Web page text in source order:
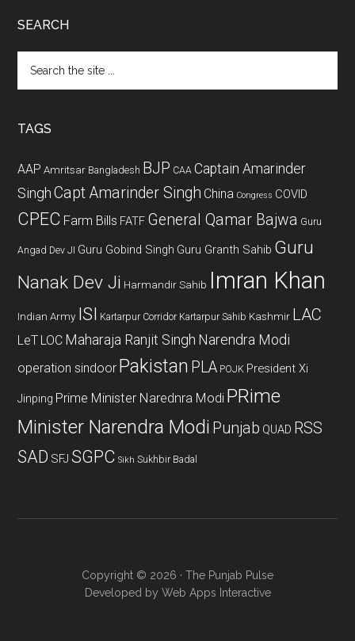
SEARCH
the
TAGS
AAP Amritsar Bangladesh BJP CAA Captain Amarinder
Singh Capt Amarinder Singh China Congress COVID
CPEC Farm Bills FATF General Qamar Bajwa Guru
Angad Dev JI Guru Gobind Singh Guru Granth Sahib Guru
Nanak Dev Ji Harmandir Sahib Imran Khan
Indian Army ISI Kartarpur Corridor Kartarpur Sahib Kashmir LAC
LeT LOC Maharaja Ranjit Singh Narendra Modi
operation sindoor Pakistan PLA POJK President Xi
Jinping Prime Minister Narednra Modi PRime
Minister Narendra Modi Punjab QUAD RSS
SAD SFJ SGPC Sikh Sukhbir Badal
Copyright © 2026 · The Punjab Pulse
Developed by Web Apps Interactive